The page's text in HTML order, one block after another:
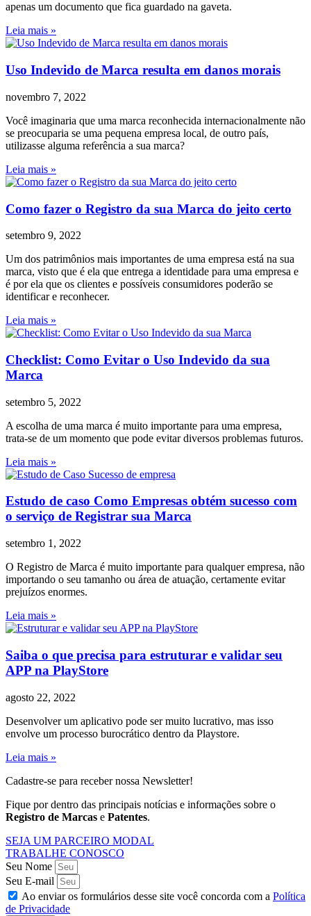
apenas um documento que fica guardado na gaveta.
Leia mais »
Uso Indevido de Marca resulta em danos morais
novembro 7, 2022
Você imaginaria que uma marca reconhecida internacionalmente não
se preocuparia se uma pequena empresa local, de outro país,
utilizasse alguma referência a sua marca?
Leia mais »
Como fazer o Registro da sua Marca do jeito certo
setembro 9, 2022
Um dos patrimônios mais importantes de uma empresa está na sua
marca, visto que é ela que entrega a identidade para uma empresa e
é por ela que os clientes e possíveis consumidores poderão se
identificar e reconhecer.
Leia mais »
Checklist: Como Evitar o Uso Indevido da sua
Marca
setembro 5, 2022
A escolha de uma marca é muito importante para uma empresa,
trata-se de um momento que pode evitar diversos problemas futuros.
Leia mais »
Estudo de caso Como Empresas obtém sucesso com
o serviço de Registrar sua Marca
setembro 1, 2022
O Registro de Marca é muito importante para qualquer empresa, não
importando o seu tamanho ou área de atuação, certamente evitar
prejuízos enormes.
Leia mais »
Saiba o que precisa para estruturar e validar seu
APP na PlayStore
agosto 22, 2022
Desenvolver um aplicativo pode ser muito lucrativo, mas isso
envolve um processo burocrático dentro da Playstore.
Leia mais »
Cadastre-se para receber nossa Newsletter!
Fique por dentro das principais notícias e informações sobre o
Registro de Marcas e Patentes.
SEJA UM PARCEIRO MODAL
TRABALHE CONOSCO
Seu Nome
Seu E-mail
Ao enviar os formulários desse site você concorda com a Política
de Privacidade